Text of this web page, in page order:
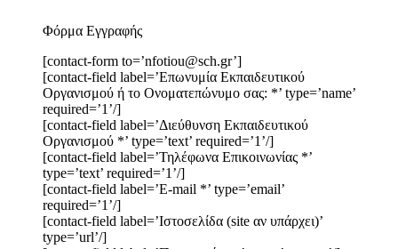
Φόρμα Εγγραφής
[contact-form to=’nfotiou@sch.gr’]
[contact-field label=’Επωνυμία Εκπαιδευτικού
Οργανισμού ή το Ονοματεπώνυμο σας: *’ type=’name’
required=’1’/]
[contact-field label=’Διεύθυνση Εκπαιδευτικού
Οργανισμού *’ type=’text’ required=’1’/]
[contact-field label=’Τηλέφωνα Επικοινωνίας *’
type=’text’ required=’1’/]
[contact-field label=’E-mail *’ type=’email’
required=’1’/]
[contact-field label=’Ιστοσελίδα (site αν υπάρχει)’
type=’url’/]